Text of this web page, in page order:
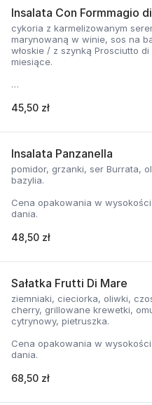
Insalata Con Formmagio
cykoria z karmelizowanym
marynowaną w winie, sos na
włoskie / z szynką Prosciutto
miesiące.
dania.
45,50 zł
Insalata Panzanella
pomidor, grzanki, ser Burrata,
bazylia.
Cena opakowania w
dania.
48,50 zł
Sałatka Frutti Di Mare
ziemniaki, cieciorka, oliwki,
cherry, grillowane krewetki,
cytrynowy, pietruszka.
Cena opakowania w
dania.
68,50 zł